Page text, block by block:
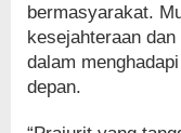
bermasyarakat.
kesejahteraan
dalam
depan.